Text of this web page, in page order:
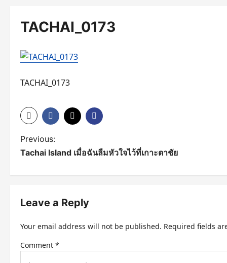
TACHAI_0173
TACHAI_0173
P
o
s
t
a
v
Previous:
Tachai Island เมื่อฉันลืมหัวใจไว้ที่เกาะตาชัย
Leave a Reply
Your email address will not be published. Required fields
Comment *